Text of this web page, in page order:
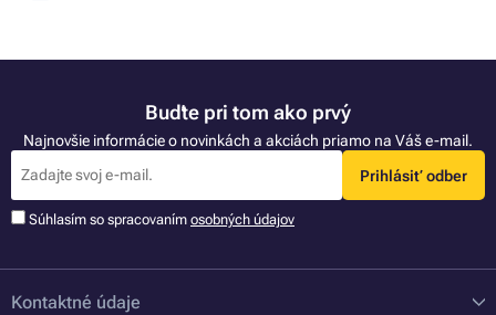
Buďte pri tom ako prvý
Najnovšie informácie o novinkách a akciách priamo na Váš e-mail.
Prihlásiť odber
Súhlasím so spracovaním osobných údajov
Kontaktné údaje